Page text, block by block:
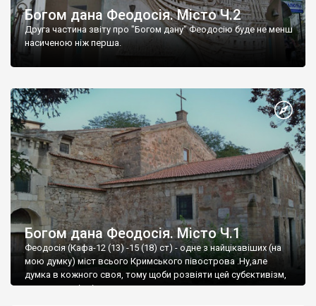
Богом дана Феодосія. Місто Ч.2
Друга частина звіту про "Богом дану" Феодосію буде не менш
насиченою ніж перша.
Богом дана Феодосія. Місто Ч.1
Феодосія (Кафа-12 (13) -15 (18) ст) - одне з найцікавіших (на
мою думку) міст всього Кримського півострова .Ну,але
думка в кожного своя, тому щоби розвіяти цей субєктивізм,
запрошую відвідати це